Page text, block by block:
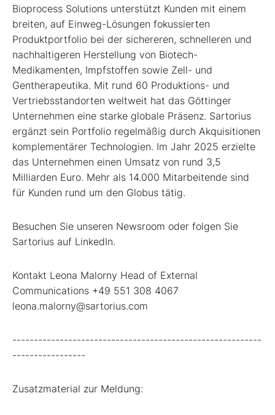
Bioprocess Solutions unterstützt Kunden mit einem
breiten, auf Einweg-Lösungen fokussierten
Produktportfolio bei der sichereren, schnelleren und
nachhaltigeren Herstellung von Biotech-
Medikamenten, Impfstoffen sowie Zell- und
Gentherapeutika. Mit rund 60 Produktions- und
Vertriebsstandorten weltweit hat das Göttinger
Unternehmen eine starke globale Präsenz. Sartorius
ergänzt sein Portfolio regelmäßig durch Akquisitionen
komplementärer Technologien. Im Jahr 2025 erzielte
das Unternehmen einen Umsatz von rund 3,5
Milliarden Euro. Mehr als 14.000 Mitarbeitende sind
für Kunden rund um den Globus tätig.
Besuchen Sie unseren Newsroom oder folgen Sie
Sartorius auf LinkedIn.
Kontakt Leona Malorny Head of External
Communications +49 551 308 4067
leona.malorny@sartorius.com
----------------------------------------------------------
-----------------
Zusatzmaterial zur Meldung: